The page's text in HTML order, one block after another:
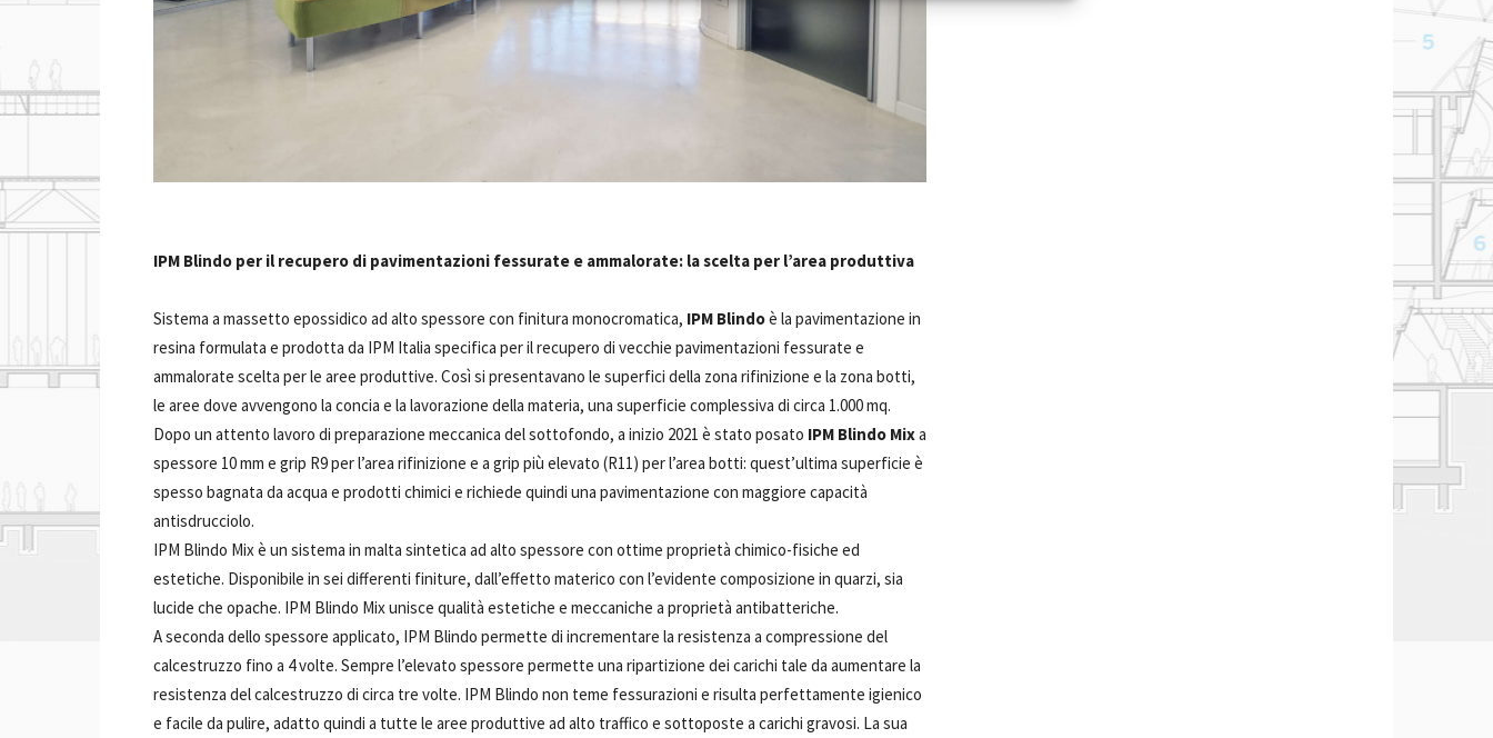
IPM Blindo per il recupero di pavimentazioni fessurate e ammalorate: la scelta per l’area produttiva
Sistema a massetto epossidico ad alto spessore con finitura monocromatica, IPM Blindoè la pavimentazione in
resina formulata e prodotta da IPM Italia specifica per il recupero di vecchie pavimentazioni fessurate e
ammalorate scelta per le aree produttive. Così si presentavano le superfici della zona rifinizione e la zona botti,
le aree dove avvengono la concia e la lavorazione della materia, una superficie complessiva di circa 1.000 mq.
Dopo un attento lavoro di preparazione meccanica del sottofondo, a inizio 2021 è stato posato IPM Blindo Mixa
spessore 10 mm e grip R9 per l’area rifinizione e a grip più elevato (R11) per l’area botti: quest’ultima superficie è
spesso bagnata da acqua e prodotti chimici e richiede quindi una pavimentazione con maggiore capacità
antisdrucciolo.
IPM Blindo Mix è un sistema in malta sintetica ad alto spessore con ottime proprietà chimico-fisiche ed
estetiche. Disponibile in sei differenti finiture, dall’effetto materico con l’evidente composizione in quarzi, sia
lucide che opache. IPM Blindo Mix unisce qualità estetiche e meccaniche a proprietà antibatteriche.
A seconda dello spessore applicato, IPM Blindo permette di incrementare la resistenza a compressione del
calcestruzzo fino a 4 volte. Sempre l’elevato spessore permette una ripartizione dei carichi tale da aumentare la
resistenza del calcestruzzo di circa tre volte. IPM Blindo non teme fessurazioni e risulta perfettamente igienico
e facile da pulire, adatto quindi a tutte le aree produttive ad alto traffico e sottoposte a carichi gravosi. La sua